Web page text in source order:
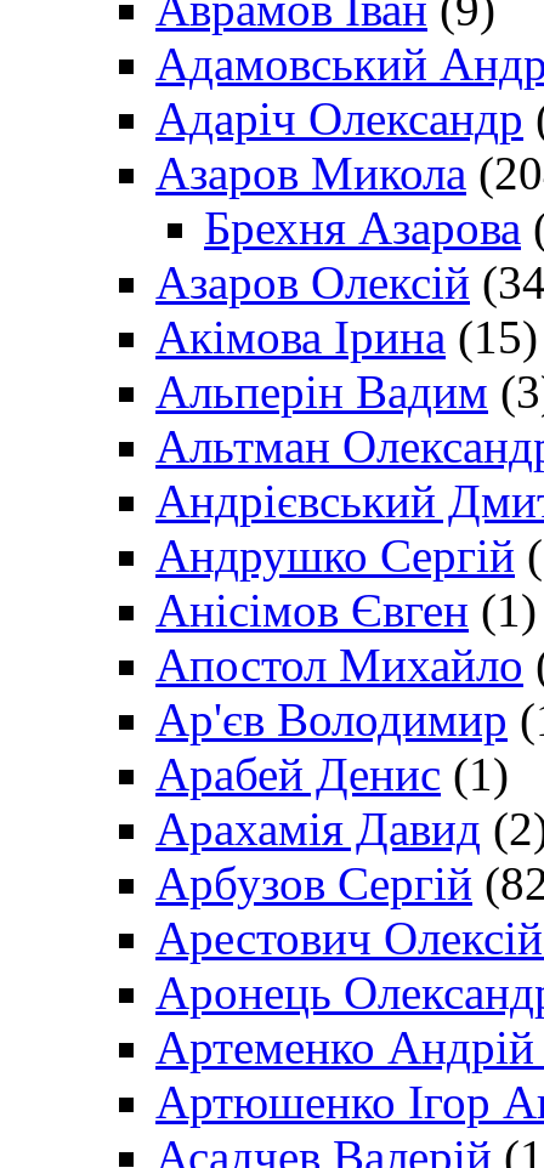
Адамовський
Адаріч Олександр
Азаров Микола
Брехня Азарова
Азаров Олексій
Акімова Ірина (15)
Альперін Вадим
Альтман
Андрієвський
Андрушко Сергій
Анісімов Євген (1)
Апостол Михайло
Ар'єв Володимир
Арабей Денис (1)
Арахамія Давид
Арбузов Сергій
Арестович
Аронець
Артеменко Андрій
Артюшенко Ігор
Асадчев Валерій